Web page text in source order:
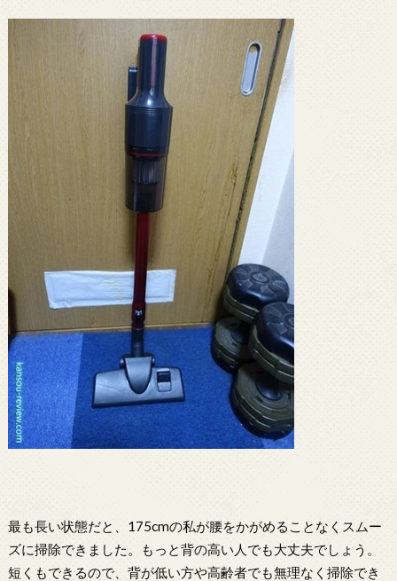
最も長い状態だと、175cmの私が腰をかがめることなくスムー
ズに掃除できました。もっと背の高い人でも大丈夫でしょう。
短くもできるので、背が低い方や高齢者でも無理なく掃除でき